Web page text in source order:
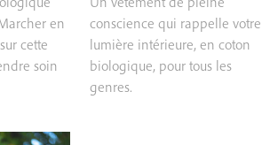
en
cette
soin
conscience qui rappelle votre
lumière intérieure, en coton
biologique, pour tous les
genres.